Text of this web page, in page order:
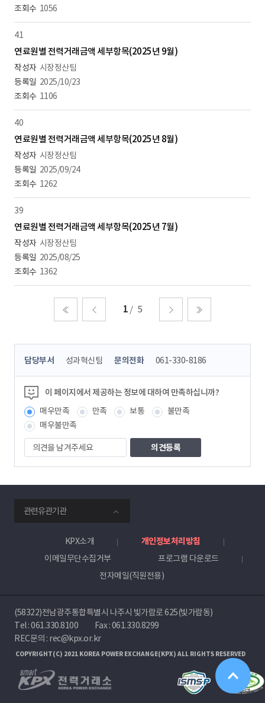
1056
41
연료원별 전력거래금액 세부항목(2025년 9월)
시장정산팀
2025/10/23
1106
40
연료원별 전력거래금액 세부항목(2025년 8월)
시장정산팀
2025/09/24
1262
39
연료원별 전력거래금액 세부항목(2025년 7월)
시장정산팀
2025/08/25
1362
1 5
콘
츠
정
보
책
임
자
담당부서 성과혁신팀 문의전화 061-330-8186
이 페이지에서 제공하는 정보에 대하여 만족하십니까?
매우만족
만족 보통
불만족
매우불만족
의
견
을
겨
주
세
요
관련유관기관
KPX소개
개인정보처리방침
이메일무단수집거부
프로그램 다운로드
전자메일(직원전용)
(58322)전남광주통합특별시 나주시 빛가람로 625(빛가람동)
Tel :061.330.8100
Fax : 061.330.8299
REC문의 : rec@kpx.or.kr
COPYRIGHT(C) 2021 KOREA POWER EXCHANGE(KPX) ALL RIGHTS RESERVED